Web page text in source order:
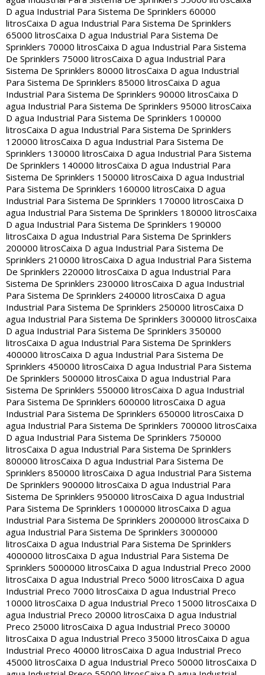
D agua Industrial Para Sistema De Sprinklers 60000
litrosCaixa D agua Industrial Para Sistema De Sprinklers
65000 litrosCaixa D agua Industrial Para Sistema De
Sprinklers 70000 litrosCaixa D agua Industrial Para Sistema
De Sprinklers 75000 litrosCaixa D agua Industrial Para
Sistema De Sprinklers 80000 litrosCaixa D agua Industrial
Para Sistema De Sprinklers 85000 litrosCaixa D agua
Industrial Para Sistema De Sprinklers 90000 litrosCaixa D
agua Industrial Para Sistema De Sprinklers 95000 litrosCaixa
D agua Industrial Para Sistema De Sprinklers 100000
litrosCaixa D agua Industrial Para Sistema De Sprinklers
120000 litrosCaixa D agua Industrial Para Sistema De
Sprinklers 130000 litrosCaixa D agua Industrial Para Sistema
De Sprinklers 140000 litrosCaixa D agua Industrial Para
Sistema De Sprinklers 150000 litrosCaixa D agua Industrial
Para Sistema De Sprinklers 160000 litrosCaixa D agua
Industrial Para Sistema De Sprinklers 170000 litrosCaixa D
agua Industrial Para Sistema De Sprinklers 180000 litrosCaixa
D agua Industrial Para Sistema De Sprinklers 190000
litrosCaixa D agua Industrial Para Sistema De Sprinklers
200000 litrosCaixa D agua Industrial Para Sistema De
Sprinklers 210000 litrosCaixa D agua Industrial Para Sistema
De Sprinklers 220000 litrosCaixa D agua Industrial Para
Sistema De Sprinklers 230000 litrosCaixa D agua Industrial
Para Sistema De Sprinklers 240000 litrosCaixa D agua
Industrial Para Sistema De Sprinklers 250000 litrosCaixa D
agua Industrial Para Sistema De Sprinklers 300000 litrosCaixa
D agua Industrial Para Sistema De Sprinklers 350000
litrosCaixa D agua Industrial Para Sistema De Sprinklers
400000 litrosCaixa D agua Industrial Para Sistema De
Sprinklers 450000 litrosCaixa D agua Industrial Para Sistema
De Sprinklers 500000 litrosCaixa D agua Industrial Para
Sistema De Sprinklers 550000 litrosCaixa D agua Industrial
Para Sistema De Sprinklers 600000 litrosCaixa D agua
Industrial Para Sistema De Sprinklers 650000 litrosCaixa D
agua Industrial Para Sistema De Sprinklers 700000 litrosCaixa
D agua Industrial Para Sistema De Sprinklers 750000
litrosCaixa D agua Industrial Para Sistema De Sprinklers
800000 litrosCaixa D agua Industrial Para Sistema De
Sprinklers 850000 litrosCaixa D agua Industrial Para Sistema
De Sprinklers 900000 litrosCaixa D agua Industrial Para
Sistema De Sprinklers 950000 litrosCaixa D agua Industrial
Para Sistema De Sprinklers 1000000 litrosCaixa D agua
Industrial Para Sistema De Sprinklers 2000000 litrosCaixa D
agua Industrial Para Sistema De Sprinklers 3000000
litrosCaixa D agua Industrial Para Sistema De Sprinklers
4000000 litrosCaixa D agua Industrial Para Sistema De
Sprinklers 5000000 litrosCaixa D agua Industrial Preco 2000
litrosCaixa D agua Industrial Preco 5000 litrosCaixa D agua
Industrial Preco 7000 litrosCaixa D agua Industrial Preco
10000 litrosCaixa D agua Industrial Preco 15000 litrosCaixa D
agua Industrial Preco 20000 litrosCaixa D agua Industrial
Preco 25000 litrosCaixa D agua Industrial Preco 30000
litrosCaixa D agua Industrial Preco 35000 litrosCaixa D agua
Industrial Preco 40000 litrosCaixa D agua Industrial Preco
45000 litrosCaixa D agua Industrial Preco 50000 litrosCaixa D